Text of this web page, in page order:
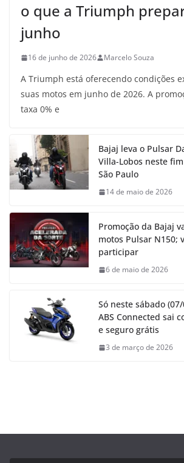
o que a Triumph
junho
16 de junho de 2026 Marcelo Souza
A Triumph está oferecendo condições
suas motos em junho de 2026. A
taxa 0% e
Bajaj leva o Pulsar
Villa-Lobos neste
São Paulo
14 de maio de 2026
Promoção da Bajaj
motos Pulsar N150;
participar
6 de maio de 2026
Só neste sábado
ABS Connected sai
e seguro grátis
3 de março de 2026